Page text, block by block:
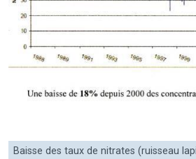
Baisse des taux de nitrates (ruisseau